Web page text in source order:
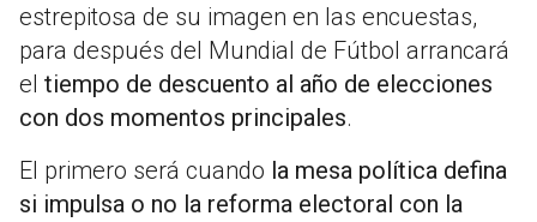
estrepitosa de su imagen en las encuestas,
para después del Mundial de Fútbol arrancará
el tiempo de descuento al año de elecciones
con dos momentos principales.
El primero será cuando la mesa política defina
si impulsa o no la reforma electoral con la